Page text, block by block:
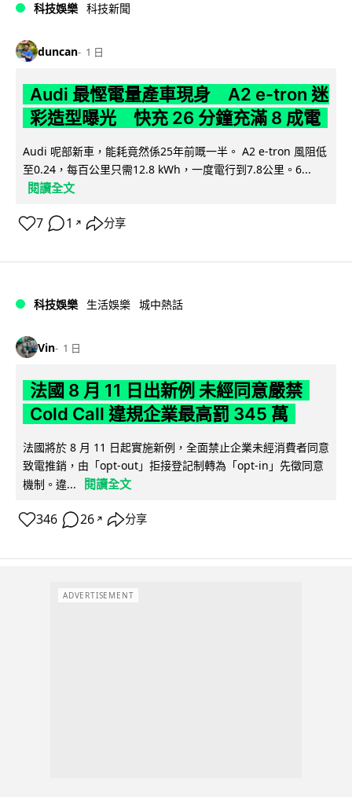
科技娛樂 科技新聞
duncan 1 日
Audi 最慳電量產車現身 A2 e-tron 迷
彩造型曝光 快充 26 分鐘充滿 8 成電
Audi 呢部新車，能耗竟然係25年前嘅一半。 A2 e-tron 風阻低
至0.24，每百公里只需12.8 kWh，一度電行到7.8公里。6...
閱讀全文
7 1 ↗ 分享
科技娛樂 生活娛樂 城中熱話
Vin 1 日
法國 8 月 11 日出新例 未經同意嚴禁
Cold Call 違規企業最高罰 345 萬
法國將於 8 月 11 日起實施新例，全面禁止企業未經消費者同意
致電推銷，由「opt-out」拒接登記制轉為「opt-in」先徵同意
機制。違...
閱讀全文
346 26 ↗ 分享
ADVERTISEMENT